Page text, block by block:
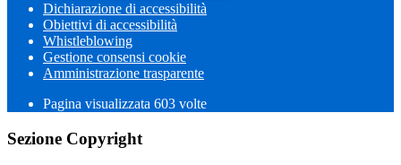
Dichiarazione di accessibilità
Obiettivi di accessibilità
Whistleblowing
Gestione consensi cookie
Amministrazione trasparente
Pagina visualizzata 603 volte
Sezione Copyright